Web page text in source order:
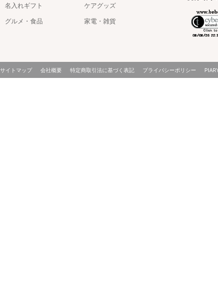
名入れギフト
ケアグッズ
グルメ・食品
家電・雑貨
サイトマップ 会社概要 特定商取引法に基づく表記 プライバシーポリシー